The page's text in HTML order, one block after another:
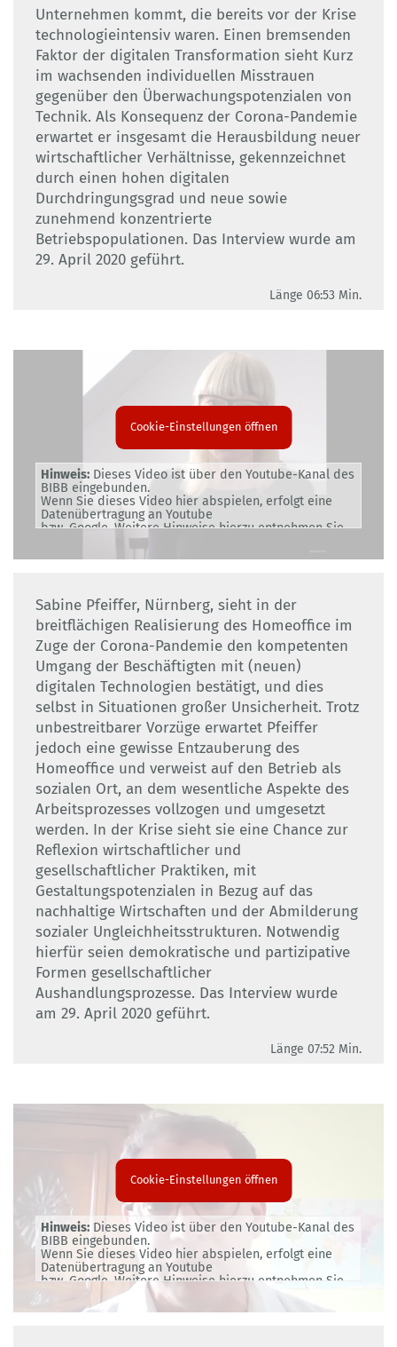
Unternehmen kommt, die bereits vor der Krise
technologieintensiv waren. Einen bremsenden
Faktor der digitalen Transformation sieht Kurz
im wachsenden individuellen Misstrauen
gegenüber den Überwachungspotenzialen von
Technik. Als Konsequenz der Corona-Pandemie
erwartet er insgesamt die Herausbildung neuer
wirtschaftlicher Verhältnisse, gekennzeichnet
durch einen hohen digitalen
Durchdringungsgrad und neue sowie
zunehmend konzentrierte
Betriebspopulationen. Das Interview wurde am
29. April 2020 geführt.
Länge 06:53 Min.
Cookie-Einstellungen öffnen
Hinweis: Dieses Video ist über den Youtube-Kanal des
BIBB eingebunden.
Wenn Sie dieses Video hier abspielen, erfolgt eine
Datenübertragung an Youtube
bzw. Google. Weitere Hinweise hierzu entnehmen Sie
Datenschutzerklärung.
Sabine Pfeiffer, Nürnberg, sieht in der
breitflächigen Realisierung des Homeoffice im
Zuge der Corona-Pandemie den kompetenten
Umgang der Beschäftigten mit (neuen)
digitalen Technologien bestätigt, und dies
selbst in Situationen großer Unsicherheit. Trotz
unbestreitbarer Vorzüge erwartet Pfeiffer
jedoch eine gewisse Entzauberung des
Homeoffice und verweist auf den Betrieb als
sozialen Ort, an dem wesentliche Aspekte des
Arbeitsprozesses vollzogen und umgesetzt
werden. In der Krise sieht sie eine Chance zur
Reflexion wirtschaftlicher und
gesellschaftlicher Praktiken, mit
Gestaltungspotenzialen in Bezug auf das
nachhaltige Wirtschaften und der Abmilderung
sozialer Ungleichheitsstrukturen. Notwendig
hierfür seien demokratische und partizipative
Formen gesellschaftlicher
Aushandlungsprozesse. Das Interview wurde
am 29. April 2020 geführt.
Länge 07:52 Min.
Cookie-Einstellungen öffnen
Hinweis: Dieses Video ist über den Youtube-Kanal des
BIBB eingebunden.
Wenn Sie dieses Video hier abspielen, erfolgt eine
Datenübertragung an Youtube
bzw. Google. Weitere Hinweise hierzu entnehmen Sie
bitte unserer
Datenschutzerklärung.